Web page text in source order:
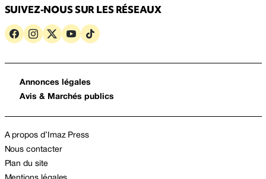
SUIVEZ-NOUS SUR LES RÉSEAUX
Annonces légales
Avis & Marchés publics
A propos d’Imaz Press
Nous contacter
Plan du site